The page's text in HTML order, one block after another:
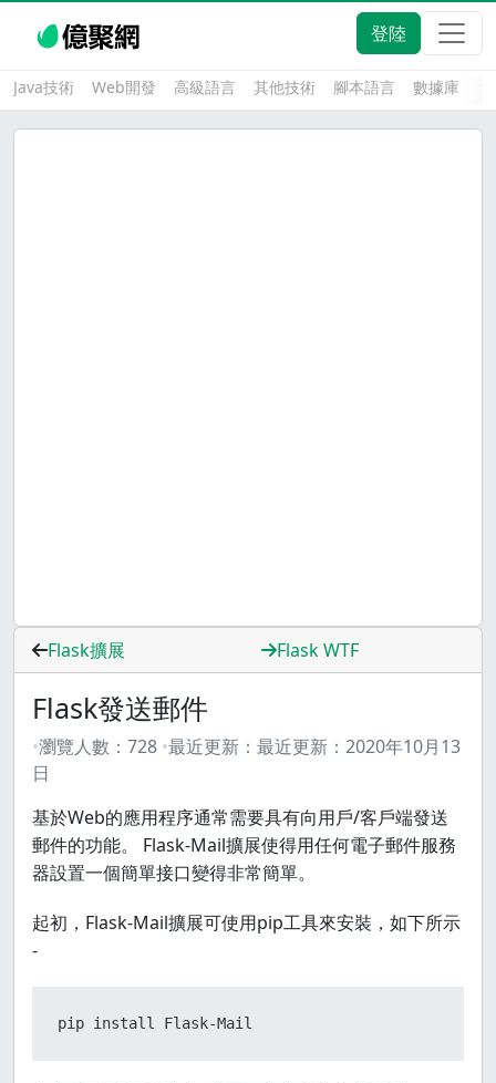
登陸
Java技術 Web開發 高級語言 其他技術 腳本語言 數據庫
Flask擴展 Flask WTF
Flask發送郵件
瀏覽人數： 728 最近更新： 最近更新： 2020年10月13
日
基於Web的應用程序通常需要具有向用戶/客戶端發送
郵件的功能。 Flask-Mail擴展使得用任何電子郵件服務
器設置一個簡單接口變得非常簡單。
起初，Flask-Mail擴展可使用pip工具來安裝，如下所示
-
pip install Flask-Mail